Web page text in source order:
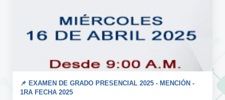
📌 EXAMEN DE GRADO PRESENCIAL 2025 - MENCIÓN -
1RA FECHA 2025